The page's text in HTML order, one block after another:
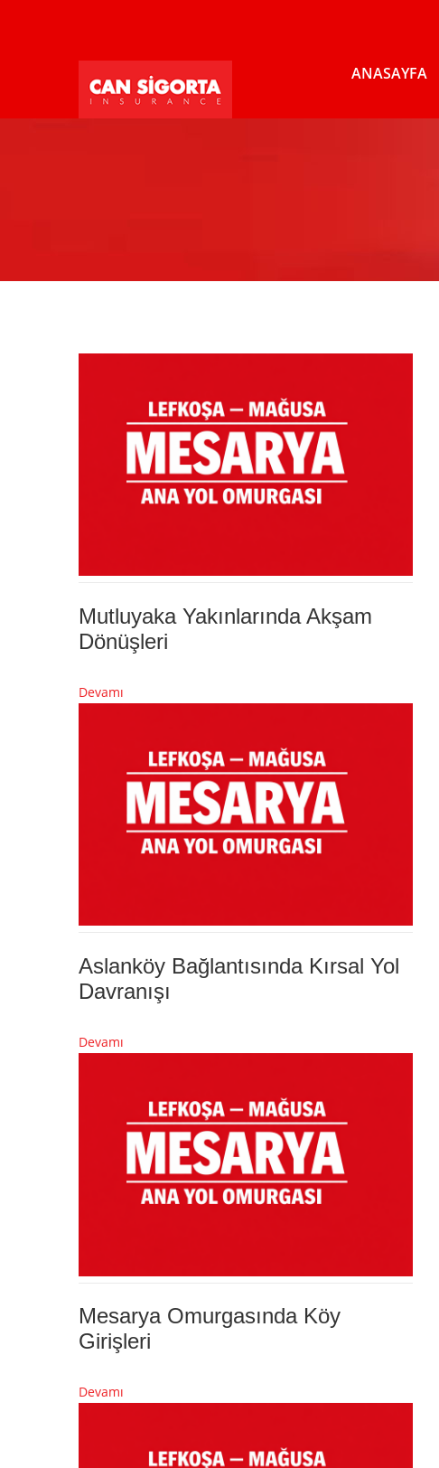
ANASAYFA
Mutluyaka Yakınlarında Akşam
Dönüşleri
Devamı
Aslanköy Bağlantısında Kırsal Yol
Davranışı
Devamı
Mesarya Omurgasında Köy
Girişleri
Devamı